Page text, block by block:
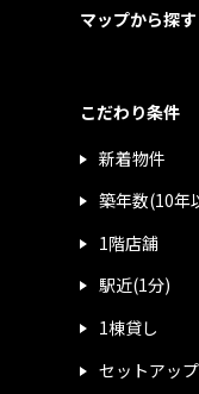
マップから探す
こだわり条件
新着物件
築年数(10年
1階店舗
駅近(1分)
1棟貸し
セットアッ